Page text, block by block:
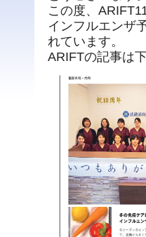
この度、
インフルエンザ
れています。
ARIFTの記事は